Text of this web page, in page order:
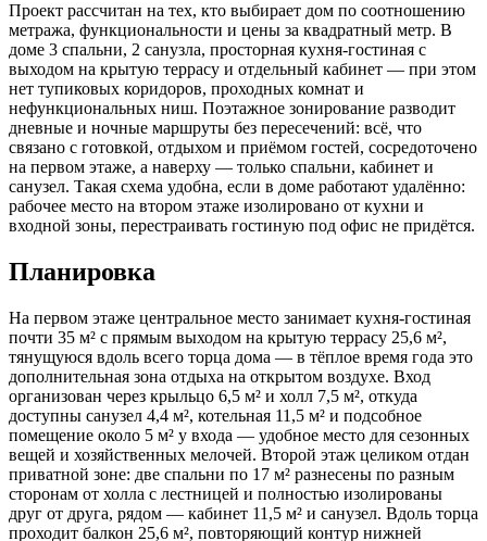
Проект рассчитан на тех, кто выбирает дом по соотношению
метража, функциональности и цены за квадратный метр. В
доме 3 спальни, 2 санузла, просторная кухня-гостиная с
выходом на крытую террасу и отдельный кабинет — при этом
нет тупиковых коридоров, проходных комнат и
нефункциональных ниш. Поэтажное зонирование разводит
дневные и ночные маршруты без пересечений: всё, что
связано с готовкой, отдыхом и приёмом гостей, сосредоточено
на первом этаже, а наверху — только спальни, кабинет и
санузел. Такая схема удобна, если в доме работают удалённо:
рабочее место на втором этаже изолировано от кухни и
входной зоны, перестраивать гостиную под офис не придётся.
Планировка
На первом этаже центральное место занимает кухня-гостиная
почти 35 м² с прямым выходом на крытую террасу 25,6 м²,
тянущуюся вдоль всего торца дома — в тёплое время года это
дополнительная зона отдыха на открытом воздухе. Вход
организован через крыльцо 6,5 м² и холл 7,5 м², откуда
доступны санузел 4,4 м², котельная 11,5 м² и подсобное
помещение около 5 м² у входа — удобное место для сезонных
вещей и хозяйственных мелочей. Второй этаж целиком отдан
приватной зоне: две спальни по 17 м² разнесены по разным
сторонам от холла с лестницей и полностью изолированы
друг от друга, рядом — кабинет 11,5 м² и санузел. Вдоль торца
проходит балкон 25,6 м², повторяющий контур нижней